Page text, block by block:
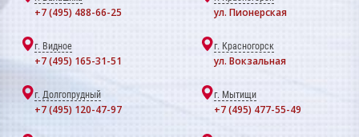
+7 (495) 488-66-25 ул. Пионерская
г. Видное
+7 (495) 165-31-51
г. Красногорск
ул. Вокзальная
г. Долгопрудный
+7 (495) 120-47-97
г. Мытищи
+7 (495) 477-55-49